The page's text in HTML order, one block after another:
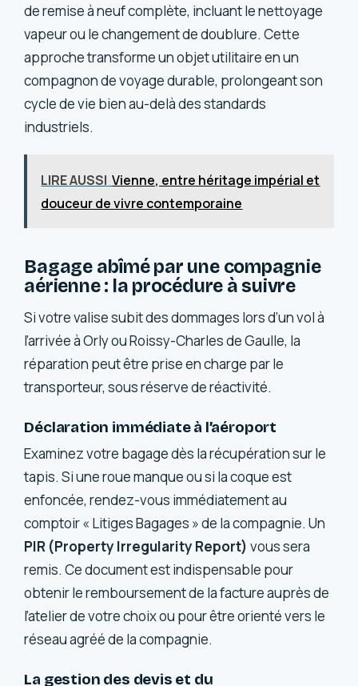
de remise à neuf complète, incluant le nettoyage
vapeur ou le changement de doublure. Cette
approche transforme un objet utilitaire en un
compagnon de voyage durable, prolongeant son
cycle de vie bien au-delà des standards
industriels.
LIRE AUSSI Vienne, entre héritage impérial et
douceur de vivre contemporaine
Bagage abîmé par une compagnie
aérienne : la procédure à suivre
Si votre valise subit des dommages lors d’un vol à
l’arrivée à Orly ou Roissy-Charles de Gaulle, la
réparation peut être prise en charge par le
transporteur, sous réserve de réactivité.
Déclaration immédiate à l’aéroport
Examinez votre bagage dès la récupération sur le
tapis. Si une roue manque ou si la coque est
enfoncée, rendez-vous immédiatement au
comptoir « Litiges Bagages » de la compagnie. Un
PIR (Property Irregularity Report) vous sera
remis. Ce document est indispensable pour
obtenir le remboursement de la facture auprès de
l’atelier de votre choix ou pour être orienté vers le
réseau agréé de la compagnie.
La gestion des devis et du